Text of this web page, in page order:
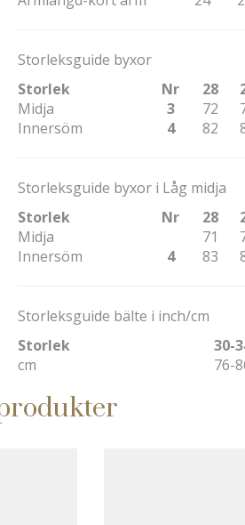
Storleksguide byxor
Storlek
Nr 28
Midja
3 72
Innersöm
4 82
Storleksguide byxor i Låg midja
Storlek
Nr 28
Midja
71
Innersöm
4 83
Storleksguide bälte i inch/cm
Storlek
30-
cm
76-